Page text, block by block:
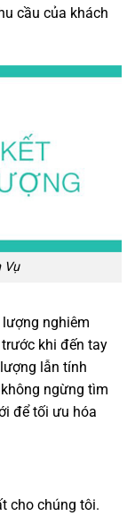
cầu của khách
Vụ
nghiêm
khi đến tay
lẫn tính
ngừng tìm
để tối ưu hóa
cho chúng tôi.